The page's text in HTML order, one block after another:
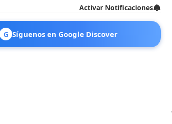
Activar Notificaciones
G Síguenos en Google Discover